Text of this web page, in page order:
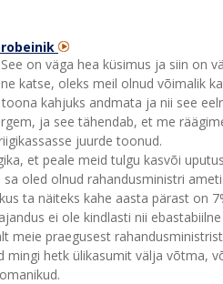
on väga hea küsimus ja siin on
katse, oleks meil olnud võimalik
kahjuks andmata ja nii see
ja see tähendab, et me
juurde toonud.
et peale meid tulgu kasvõi
sa oled olnud rahandusministri
ta näiteks kahe aasta pärast on
ei ole kindlasti nii
meie praegusest
mingi hetk ülikasumit välja võtma,